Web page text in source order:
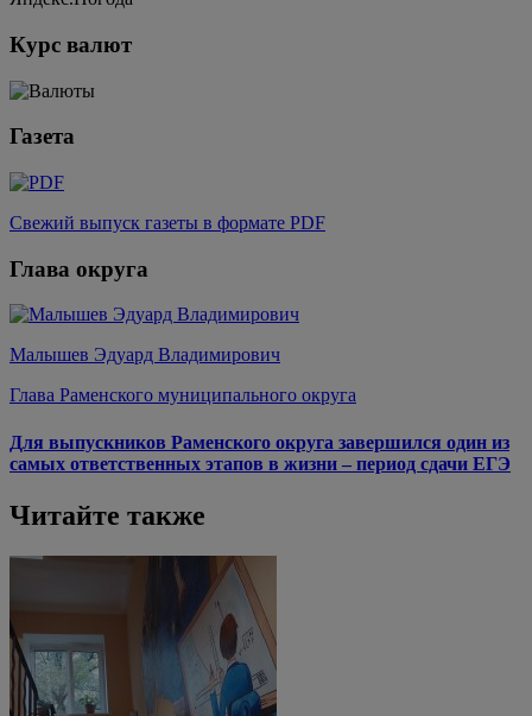
Курс валют
Газета
Свежий выпуск газеты в формате PDF
Глава округа
Малышев Эдуард Владимирович
Глава Раменского муниципального округа
Для выпускников Раменского округа завершился один из
самых ответственных этапов в жизни – период сдачи ЕГЭ
Читайте также